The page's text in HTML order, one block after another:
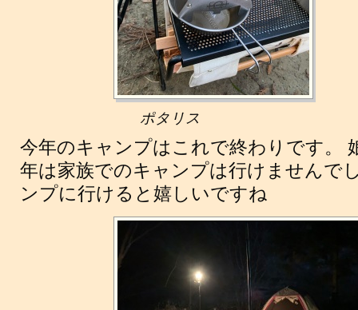
ポタリス
今年のキャンプはこれで終わりです。
年は家族でのキャンプは行けませんで
ンプに行けると嬉しいですね